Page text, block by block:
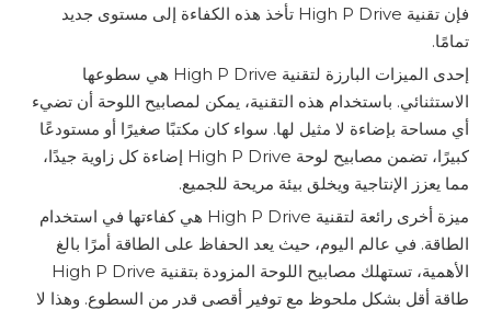
فإن تقنية High P Drive تأخذ هذه الكفاءة إلى مستوى جديد
تمامًا.
إحدى الميزات البارزة لتقنية High P Drive هي سطوعها
الاستثنائي. باستخدام هذه التقنية، يمكن لمصابيح اللوحة أن تضيء
أي مساحة بإضاءة لا مثيل لها. سواء كان مكتبًا صغيرًا أو مستودعًا
كبيرًا، تضمن مصابيح لوحة High P Drive إضاءة كل زاوية جيدًا،
مما يعزز الإنتاجية ويخلق بيئة مريحة للجميع.
ميزة أخرى رائعة لتقنية High P Drive هي كفاءتها في استخدام
الطاقة. في عالم اليوم، حيث يعد الحفاظ على الطاقة أمرًا بالغ
الأهمية، تستهلك مصابيح اللوحة المزودة بتقنية High P Drive
طاقة أقل بشكل ملحوظ مع توفير أقصى قدر من السطوع. وهذا لا